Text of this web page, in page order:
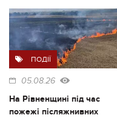
ПОДІЇ
05.08.26
На Рівненщині під час
пожежі післяжнивних